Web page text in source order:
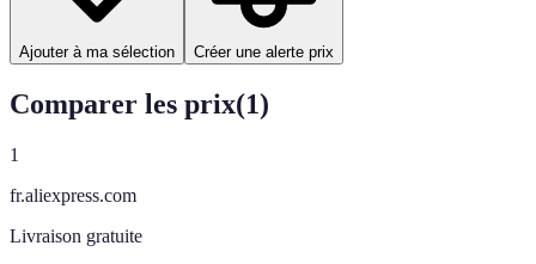
Ajouter à ma sélection Créer une alerte prix
Comparer les prix(1)
1
fr.aliexpress.com
Livraison gratuite